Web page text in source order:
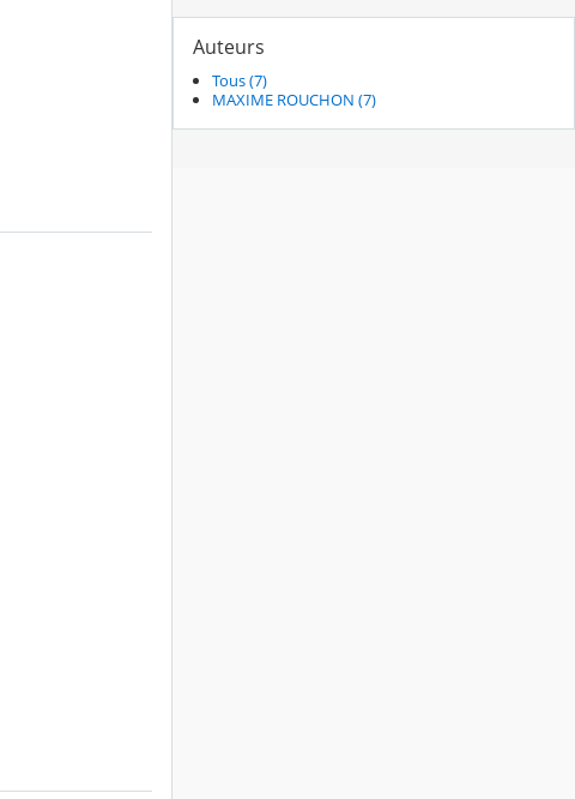
Auteurs
Tous (7)
MAXIME ROUCHON (7)